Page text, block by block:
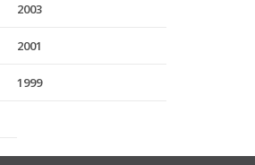
2003
2001
1999